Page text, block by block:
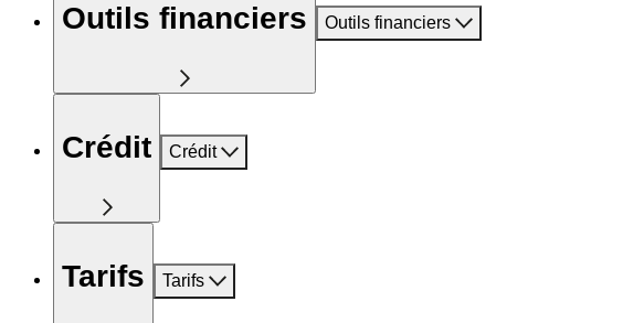
Outils financiers Outils financiers
Crédit Crédit
Tarifs Tarifs